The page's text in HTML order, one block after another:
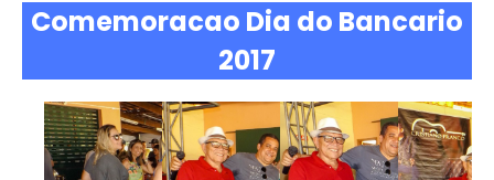
Comemoracao Dia do Bancario
2017